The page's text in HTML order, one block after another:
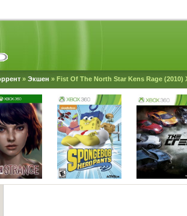
» Экшен » Fist Of The North Star Kens Rage (2010)